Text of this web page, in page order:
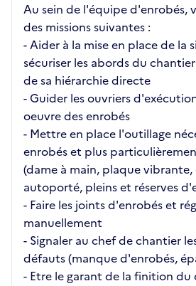
Au sein de l'équipe d'enrobés,
des missions suivantes :
- Aider à la mise en place de la
sécuriser les abords du
de sa hiérarchie directe
- Guider les ouvriers
oeuvre des enrobés
- Mettre en place l'outillage
enrobés et plus
(dame à main, plaque
autoporté, pleins et réserves
- Faire les joints d'enrobés et
manuellement
- Signaler au chef de chantier
défauts (manque d'enrobés,
- Etre le garant de la finition du